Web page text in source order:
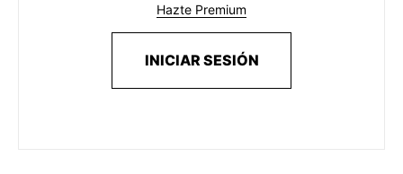
Hazte Premium
INICIAR SESIÓN